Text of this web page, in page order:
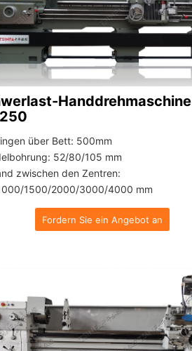
Handdrehmaschine
über Bett: 500mm
52/80/105 mm
zwischen den Zentren:
1500/2000/3000/4000 mm
Fordern Sie ein Angebot an